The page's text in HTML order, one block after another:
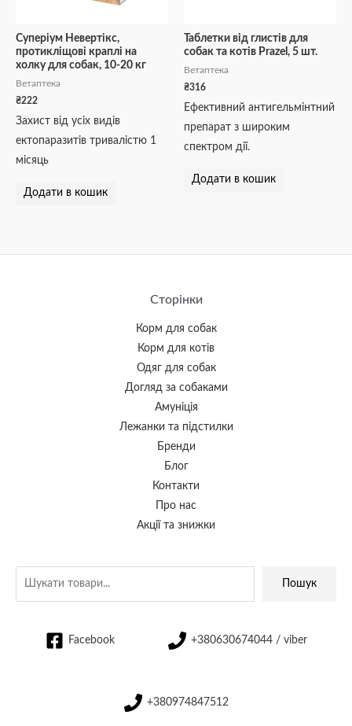
Суперіум Невертікс,
протикліщові краплі на
холку для собак, 10-20 кг
Ветаптека
₴222
Захист від усіх видів
ектопаразитів тривалістю 1
місяць
Додати в кошик
Таблетки від глистів для
собак та котів Prazel, 5 шт.
Ветаптека
₴316
Ефективний антигельмінтний
препарат з широким
спектром дії.
Додати в кошик
Сторінки
Корм для собак
Корм для котів
Одяг для собак
Догляд за собаками
Амуніція
Лежанки та підстилки
Бренди
Блог
Контакти
Про нас
Акції та знижки
Пошук
Facebook +380630674044 / viber
+380974847512